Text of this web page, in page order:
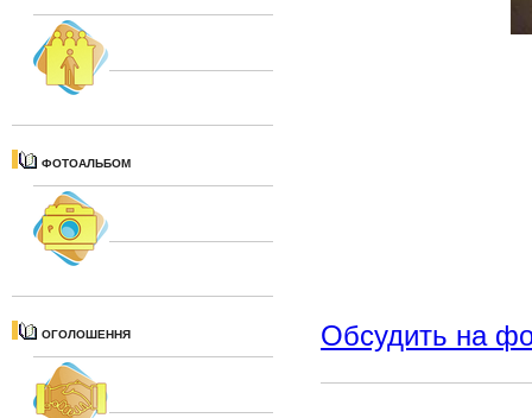
ФОТОАЛЬБОМ
ОГОЛОШЕННЯ Обсудить на